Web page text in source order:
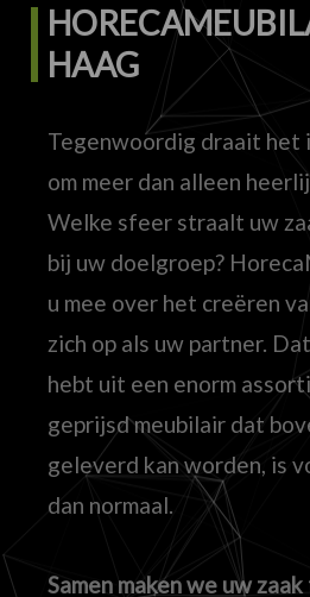
HAAG
Tegenwoordig draait het
om meer dan alleen
Welke sfeer straalt uw
bij uw doelgroep?
u mee over het creëren
zich op als uw partner.
hebt uit een enorm
geprijsd meubilair dat
geleverd kan worden, is
dan normaal.
Samen maken we uw